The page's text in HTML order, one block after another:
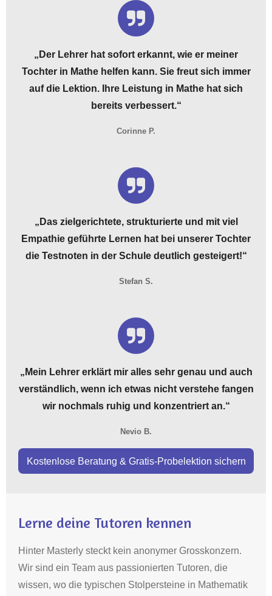
„Der Lehrer hat sofort erkannt, wie er meiner
Tochter in Mathe helfen kann. Sie freut sich immer
auf die Lektion.
Ihre Leistung in Mathe hat sich
bereits verbessert.“
Corinne P.
„Das zielgerichtete, strukturierte und mit viel
Empathie geführte Lernen hat bei unserer Tochter
die Testnoten in der Schule deutlich gesteigert!“
Stefan S.
„ Mein Lehrer erklärt mir alles sehr genau und auch
verständlich, wenn ich etwas nicht verstehe fangen
wir nochmals ruhig und konzentriert an.“
Nevio B.
Kostenlose Beratung & Gratis-Probelektion sichern
Lerne deine Tutoren kennen
Hinter Masterly steckt kein anonymer Grosskonzern.
Wir sind ein Team aus passionierten Tutoren, die
wissen, wo die typischen Stolpersteine in Mathematik